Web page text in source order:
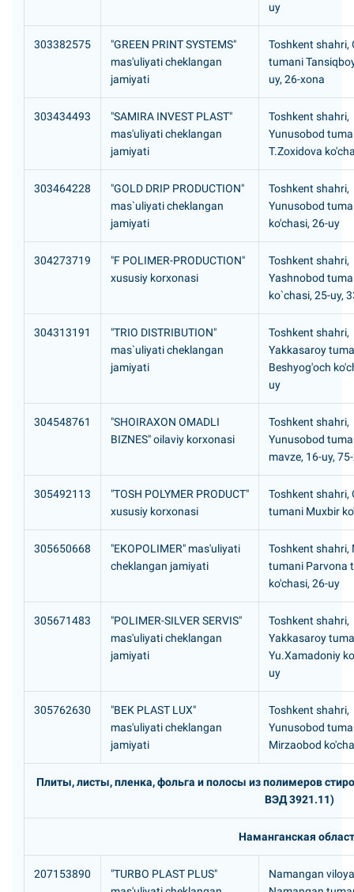
uy
303382575
"GREEN PRINT SYSTEMS"
mas'uliyati cheklangan
jamiyati
Toshkent shahri,
tumani
uy, 26-xona
303434493
"SAMIRA INVEST PLAST"
mas'uliyati cheklangan
jamiyati
Toshkent shahri,
Yunusobod
T.Zoxidova
303464228
"GOLD DRIP PRODUCTION"
mas`uliyati cheklangan
jamiyati
Toshkent shahri,
Yunusobod
ko'chasi, 26-uy
304273719
"F POLIMER-PRODUCTION"
xususiy korxonasi
Toshkent shahri,
Yashnobod
ko`chasi, 25-uy,
304313191
"TRIO DISTRIBUTION"
mas`uliyati cheklangan
jamiyati
Toshkent shahri,
Yakkasaroy
Beshyog'och
uy
304548761
"SHOIRAXON OMADLI
BIZNES" oilaviy korxonasi
Toshkent shahri,
Yunusobod
mavze, 16-uy,
305492113
"TOSH POLYMER PRODUCT"
xususiy korxonasi
Toshkent shahri,
tumani Muxbir
305650668
"EKOPOLIMER" mas'uliyati
cheklangan jamiyati
Toshkent shahri,
tumani Parvona
ko'chasi, 26-uy
305671483
"POLIMER-SILVER SERVIS"
mas'uliyati cheklangan
jamiyati
Toshkent shahri,
Yakkasaroy
Yu.Xamadoniy
uy
305762630
"BEK PLAST LUX"
mas'uliyati cheklangan
jamiyati
Toshkent shahri,
Yunusobod
Mirzaobod
Плиты, листы, пленка, фольга и полосы из полимеров
ВЭД 3921.11)
Наманганская
207153890
"TURBO PLAST PLUS"
Namangan